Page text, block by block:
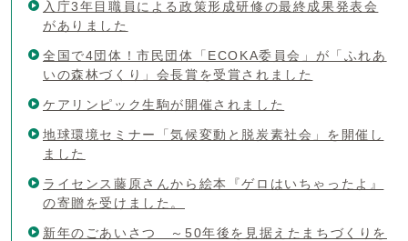
入庁3年目職員による政策形成研修の最終成果発表会
がありました
全国で4団体！市民団体「ECOKA委員会」が「ふれあ
いの森林づくり」会長賞を受賞されました
ケアリンピック生駒が開催されました
地球環境セミナー「気候変動と脱炭素社会」を開催し
ました
ライセンス藤原さんから絵本『ゲロはいちゃったよ』
の寄贈を受けました。
新年のごあいさつ ～50年後を見据えたまちづくりを